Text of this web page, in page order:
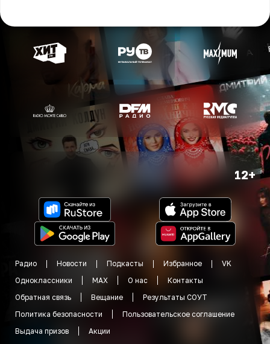
12+
Радио Новости Подкасты Избранное
VK
Одноклассники
MAX О нас
Контакты
Обратная связь
Вещание
Результаты СОУТ
Политика безопасности
Пользовательское соглашение
Выдача призов
Акции